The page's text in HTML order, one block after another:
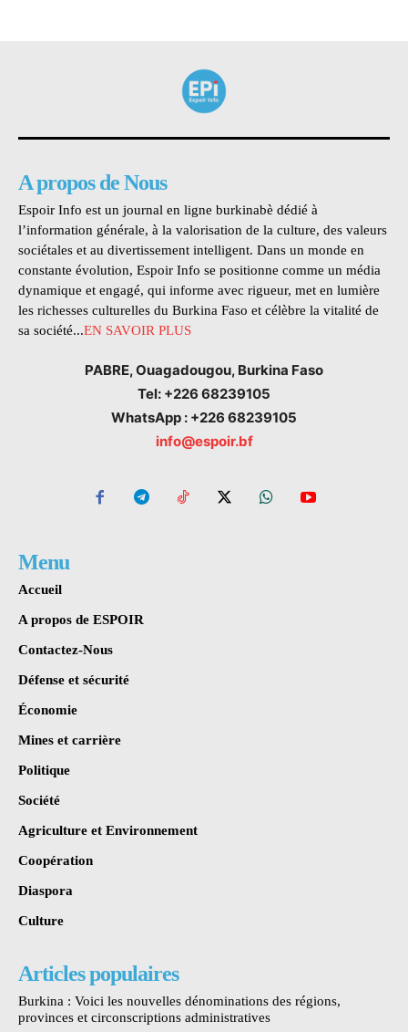
A propos de Nous
Espoir Info est un journal en ligne burkinabè dédié à
l’information générale, à la valorisation de la culture, des valeurs
sociétales et au divertissement intelligent. Dans un monde en
constante évolution, Espoir Info se positionne comme un média
dynamique et engagé, qui informe avec rigueur, met en lumière
les richesses culturelles du Burkina Faso et célèbre la vitalité de
sa société...EN SAVOIR PLUS
PABRE, Ouagadougou, Burkina Faso
Tel: +226 68239105
WhatsApp : +226 68239105
info@espoir.bf
Menu
Accueil
A propos de ESPOIR
Contactez-Nous
Défense et sécurité
Économie
Mines et carrière
Politique
Société
Agriculture et Environnement
Coopération
Diaspora
Culture
Articles populaires
Burkina : Voici les nouvelles dénominations des régions,
provinces et circonscriptions administratives